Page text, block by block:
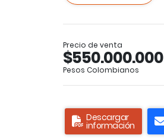
Precio de venta
$550.000.000
Pesos Colombianos
Descargar
información